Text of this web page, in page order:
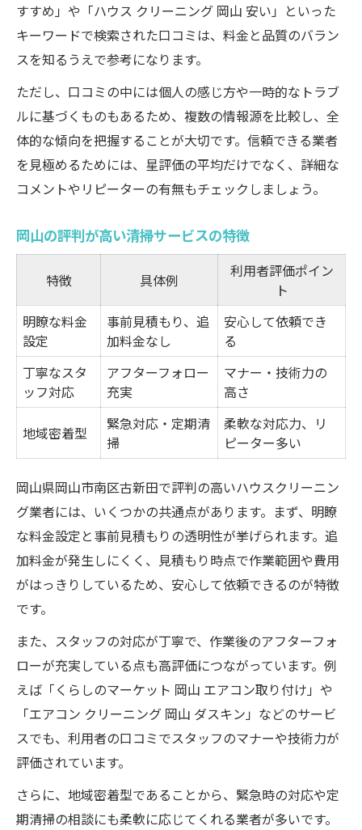
すすめ」や「ハウス クリーニング 岡山 安い」といった
キーワードで検索された口コミは、料金と品質のバラン
スを知るうえで参考になります。
ただし、口コミの中には個人の感じ方や一時的なトラブ
ルに基づくものもあるため、複数の情報源を比較し、全
体的な傾向を把握することが大切です。信頼できる業者
を見極めるためには、星評価の平均だけでなく、詳細な
コメントやリピーターの有無もチェックしましょう。
岡山の評判が高い清掃サービスの特徴
特徴 具体例
利用者評価ポイン
ト
明瞭な料金
設定
事前見積もり、追
加料金なし
安心して依頼でき
る
丁寧なスタ
ッフ対応
アフターフォロー
充実
マナー・技術力の
高さ
地域密着型
緊急対応・定期清
掃
柔軟な対応力、リ
ピーター多い
岡山県岡山市南区古新田で評判の高いハウスクリーニン
グ業者には、いくつかの共通点があります。まず、明瞭
な料金設定と事前見積もりの透明性が挙げられます。追
加料金が発生しにくく、見積もり時点で作業範囲や費用
がはっきりしているため、安心して依頼できるのが特徴
です。
また、スタッフの対応が丁寧で、作業後のアフターフォ
ローが充実している点も高評価につながっています。例
えば「くらしのマーケット 岡山 エアコン取り付け」や
「エアコン クリーニング 岡山 ダスキン」などのサービ
スでも、利用者の口コミでスタッフのマナーや技術力が
評価されています。
さらに、地域密着型であることから、緊急時の対応や定
期清掃の相談にも柔軟に応じてくれる業者が多いです。